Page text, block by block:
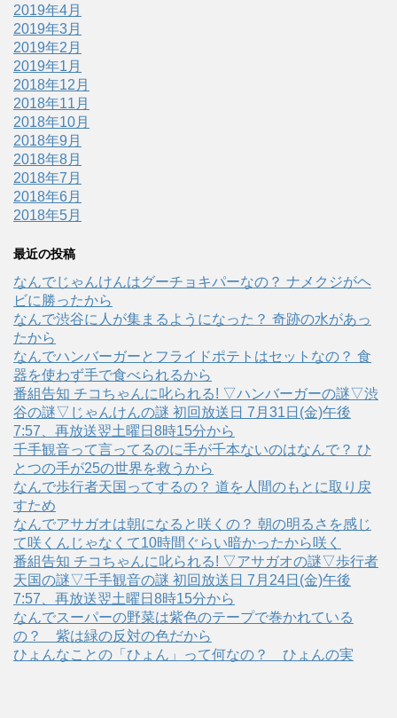
2019年4月
2019年3月
2019年2月
2019年1月
2018年12月
2018年11月
2018年10月
2018年9月
2018年8月
2018年7月
2018年6月
2018年5月
最近の投稿
なんでじゃんけんはグーチョキパーなの？ ナメクジがヘ
ビに勝ったから
なんで渋谷に人が集まるようになった？ 奇跡の水があっ
たから
なんでハンバーガーとフライドポテトはセットなの？ 食
器を使わず手で食べられるから
番組告知 チコちゃんに叱られる! ▽ハンバーガーの謎▽渋
谷の謎▽じゃんけんの謎 初回放送日 7月31日(金)午後
7:57、再放送翌土曜日8時15分から
千手観音って言ってるのに手が千本ないのはなんで？ ひ
とつの手が25の世界を救うから
なんで歩行者天国ってするの？ 道を人間のもとに取り戻
すため
なんでアサガオは朝になると咲くの？ 朝の明るさを感じ
て咲くんじゃなくて10時間ぐらい暗かったから咲く
番組告知 チコちゃんに叱られる! ▽アサガオの謎▽歩行者
天国の謎▽千手観音の謎 初回放送日 7月24日(金)午後
7:57、再放送翌土曜日8時15分から
なんでスーパーの野菜は紫色のテープで巻かれている
の？ 紫は緑の反対の色だから
ひょんなことの「ひょん」って何なの？ ひょんの実